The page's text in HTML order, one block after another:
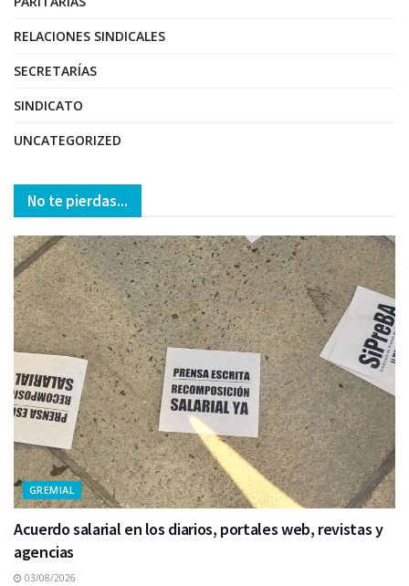
RELACIONES SINDICALES
SECRETARÍAS
SINDICATO
UNCATEGORIZED
No te pierdas...
GREMIAL
Acuerdo salarial en los diarios, portales web, revistas y
agencias
03/08/2026